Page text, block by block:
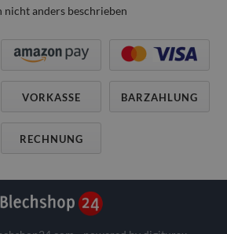
nicht anders beschrieben
VORKASSE BARZAHLUNG
RECHNUNG